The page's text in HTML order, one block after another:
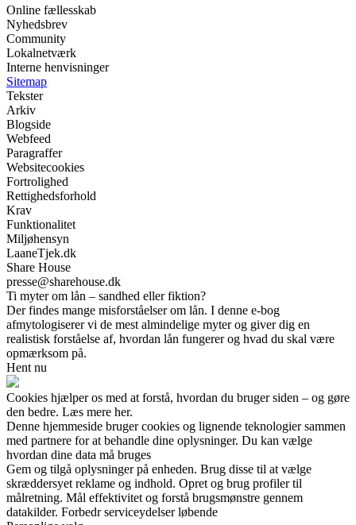
Online fællesskab
Nyhedsbrev
Community
Lokalnetværk
Interne henvisninger
Sitemap
Tekster
Arkiv
Blogside
Webfeed
Paragraffer
Websitecookies
Fortrolighed
Rettighedsforhold
Krav
Funktionalitet
Miljøhensyn
LaaneTjek.dk
Share House
presse@sharehouse.dk
Ti myter om lån – sandhed eller fiktion?
Der findes mange misforståelser om lån. I denne e-bog
afmytologiserer vi de mest almindelige myter og giver dig en
realistisk forståelse af, hvordan lån fungerer og hvad du skal være
opmærksom på.
Hent nu
Cookies hjælper os med at forstå, hvordan du bruger siden – og gøre
den bedre. Læs mere her.
Denne hjemmeside bruger cookies og lignende teknologier sammen
med partnere for at behandle dine oplysninger. Du kan vælge
hvordan dine data må bruges
Gem og tilgå oplysninger på enheden. Brug disse til at vælge
skræddersyet reklame og indhold. Opret og brug profiler til
målretning. Mål effektivitet og forstå brugsmønstre gennem
datakilder. Forbedr serviceydelser løbende